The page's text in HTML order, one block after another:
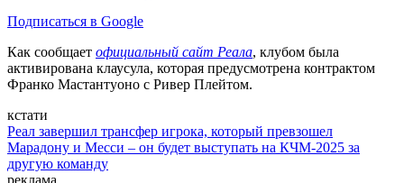
Подписаться в Google
Как сообщает официальный сайт Реала, клубом была
активирована клаусула, которая предусмотрена контрактом
Франко Мастантуоно с Ривер Плейтом.
кстати
Реал завершил трансфер игрока, который превзошел
Марадону и Месси – он будет выступать на КЧМ-2025 за
другую команду